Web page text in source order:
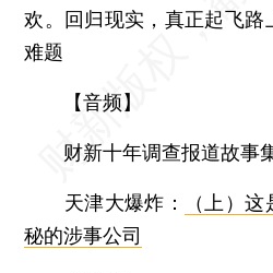
欢。回归现实，真正起飞
难题
【音频】
财新十年调查报道故事
天津大爆炸： （上）
秘的涉事公司